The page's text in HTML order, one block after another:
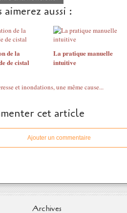
aimerez aussi :
de la
de cistal
La pratique manuelle
intuitive
et inondations, une même cause...
cet article
Ajouter un commentaire
Archives